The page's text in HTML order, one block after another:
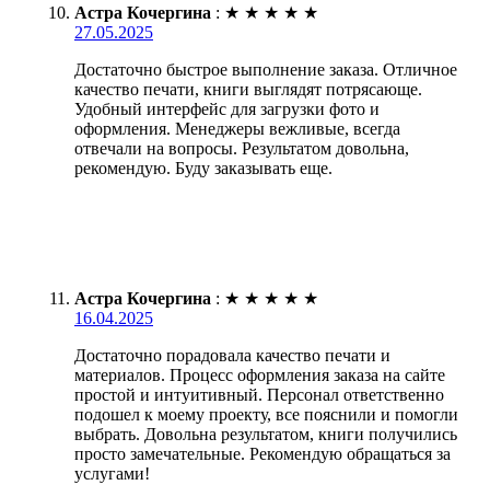
Астра Кочергина : ★ ★ ★ ★ ★
27.05.2025
Достаточно быстрое выполнение заказа. Отличное
качество печати, книги выглядят потрясающе.
Удобный интерфейс для загрузки фото и
оформления. Менеджеры вежливые, всегда
отвечали на вопросы. Результатом довольна,
рекомендую. Буду заказывать еще.
Астра Кочергина : ★ ★ ★ ★ ★
16.04.2025
Достаточно порадовала качество печати и
материалов. Процесс оформления заказа на сайте
простой и интуитивный. Персонал ответственно
подошел к моему проекту, все пояснили и помогли
выбрать. Довольна результатом, книги получились
просто замечательные. Рекомендую обращаться за
услугами!